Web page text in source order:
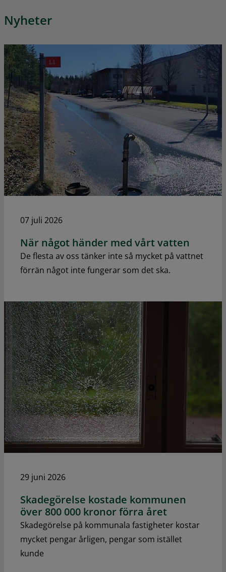
Nyheter
07 juli 2026
När något händer med vårt vatten
De flesta av oss tänker inte så mycket på vattnet
förrän något inte fungerar som det ska.
29 juni 2026
Skadegörelse kostade kommunen
över 800 000 kronor förra året
Skadegörelse på kommunala fastigheter kostar
mycket pengar årligen, pengar som istället
kunde